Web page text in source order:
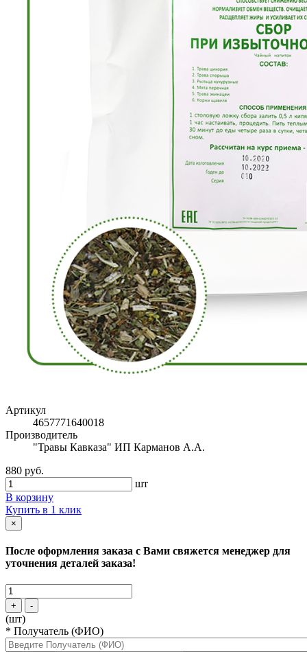
Артикул
4657771640018
Производитель
"Травы Кавказа" ИП Карманов А.А.
880 руб.
шт
В корзину
Купить в 1 клик
×
После оформления заказа с Вами свяжется менеджер для
уточнения деталей заказа!
+ -
(шт)
* Получатель (ФИО)